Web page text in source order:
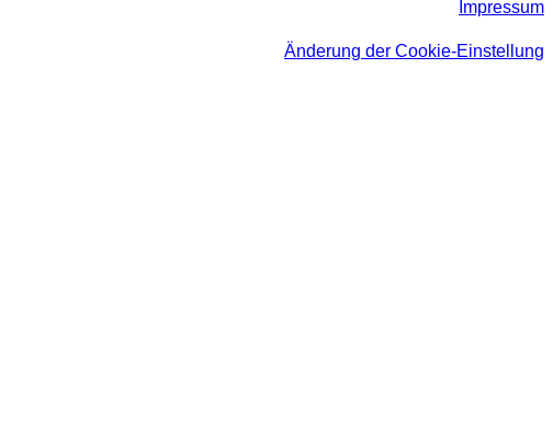
Impressum
Änderung der Cookie-Einstellung